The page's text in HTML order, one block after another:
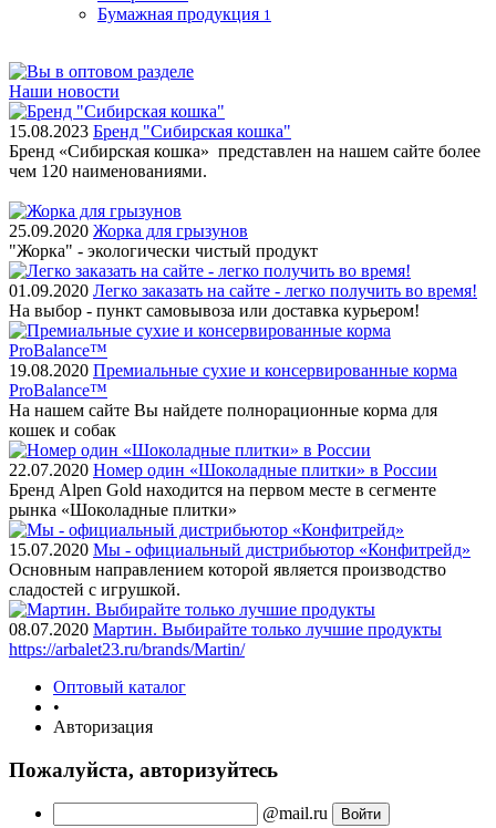
Бумажная продукция 1
Наши новости
15.08.2023 Бренд "Сибирская кошка"
Бренд «Сибирская кошка» представлен на нашем сайте более
чем 120 наименованиями.
25.09.2020 Жорка для грызунов
"Жорка" - экологически чистый продукт
01.09.2020 Легко заказать на сайте - легко получить во время!
На выбор - пункт самовывоза или доставка курьером!
19.08.2020 Премиальные сухие и консервированные корма
ProBalance™
На нашем сайте Вы найдете полнорационные корма для
кошек и собак
22.07.2020 Номер один «Шоколадные плитки» в России
Бренд Alpen Gold находится на первом месте в сегменте
рынка «Шоколадные плитки»
15.07.2020 Мы - официальный дистрибьютор «Конфитрейд»
Основным направлением которой является производство
сладостей с игрушкой.
08.07.2020 Мартин. Выбирайте только лучшие продукты
https://arbalet23.ru/brands/Martin/
Оптовый каталог
•
Авторизация
Пожалуйста, авторизуйтесь
@mail.ru